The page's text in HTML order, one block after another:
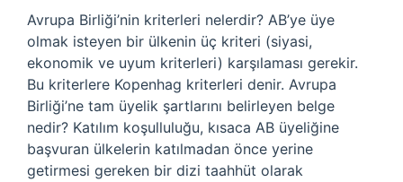
Avrupa Birliği’nin kriterleri nelerdir? AB’ye üye
olmak isteyen bir ülkenin üç kriteri (siyasi,
ekonomik ve uyum kriterleri) karşılaması gerekir.
Bu kriterlere Kopenhag kriterleri denir. Avrupa
Birliği’ne tam üyelik şartlarını belirleyen belge
nedir? Katılım koşulluluğu, kısaca AB üyeliğine
başvuran ülkelerin katılmadan önce yerine
getirmesi gereken bir dizi taahhüt olarak